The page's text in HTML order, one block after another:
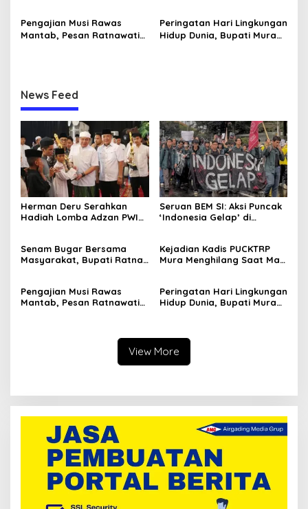
Kebersamaan dan
Lanjutkan Musi Rawas
Sebagai Pejabat Baperan
Pengajian Musi Rawas
Mantab, Pesan Ratnawati
Peringatan Hari Lingkungan
Hidup Dunia, Bupati Mura
News Feed
Herman Deru Serahkan
Hadiah Lomba Adzan PWI
Seruan BEM SI: Aksi Puncak
‘Indonesia Gelap’ di
Kepala Daerah
Senam Bugar Bersama
Masyarakat, Bupati Ratna
Lanjutkan Musi Rawas
Mantab
Kejadian Kadis PUCKTRP
Mura Menghilang Saat Mau
Pengajian Musi Rawas
Mantab, Pesan Ratnawati
Peringatan Hari Lingkungan
Hidup Dunia, Bupati Mura
View More